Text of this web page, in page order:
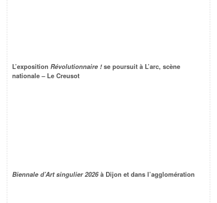
L’exposition Révolutionnaire !se poursuit à L’arc, scène
nationale – Le Creusot
Biennale d’Art singulier 2026à Dijon et dans l’agglomération